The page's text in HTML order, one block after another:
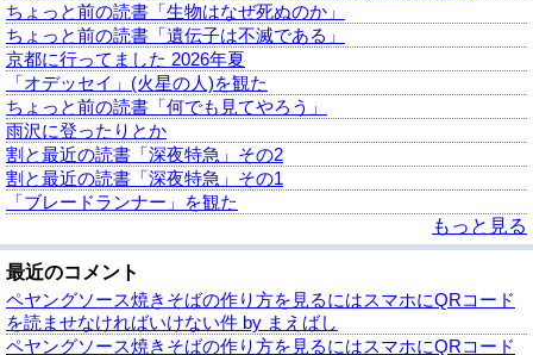
ちょっと前の読書「生物はなぜ死ぬのか」
ちょっと前の読書「遺伝子は不滅である」
京都に行ってました 2026年夏
「オデッセイ」(火星の人)を観た
ちょっと前の読書「何でも見てやろう」
雨沢に登ったりとか
割と最近の読書「深夜特急」その2
割と最近の読書「深夜特急」その1
「ブレードランナー」を観た
もっと見る
最近のコメント
ペヤングソース焼きそばの作り方を見るにはスマホにQRコード
を読ませなければいけない件 by まえばし
ペヤングソース焼きそばの作り方を見るにはスマホにQRコード